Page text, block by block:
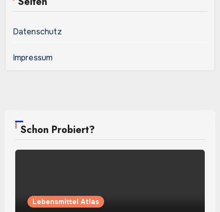
Datenschutz
Impressum
Schon Probiert?
Lebensmittel Atlas